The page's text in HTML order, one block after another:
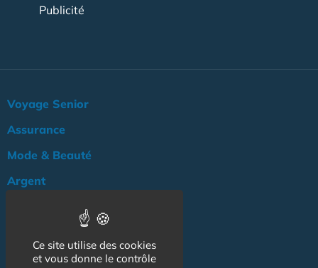
Publicité
Voyage Senior
Assurance
Mode & Beauté
Argent
Loisir & Culture
NOS AUTRES SITES :
Ce site utilise des cookies
et vous donne le contrôle